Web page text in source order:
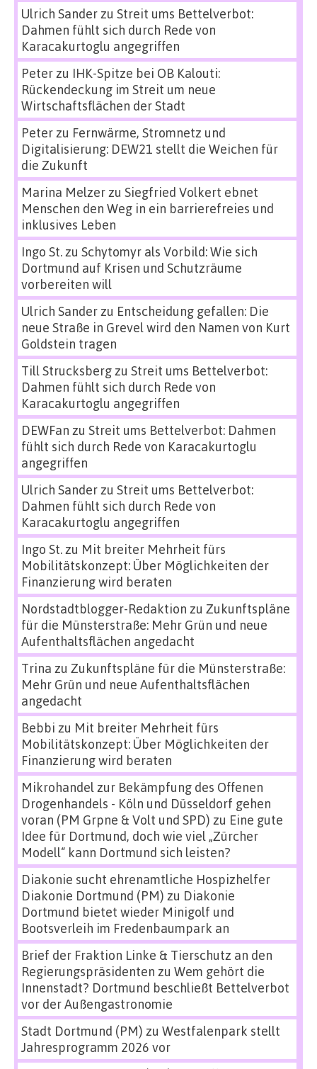
Ulrich Sanderzu Streit ums Bettelverbot:
Dahmen fühlt sich durch Rede von
Karacakurtoglu angegriffen
Peterzu IHK-Spitze bei OB Kalouti:
Rückendeckung im Streit um neue
Wirtschaftsflächen der Stadt
Peterzu Fernwärme, Stromnetz und
Digitalisierung: DEW21 stellt die Weichen für
die Zukunft
Marina Melzerzu Siegfried Volkert ebnet
Menschen den Weg in ein barrierefreies und
inklusives Leben
Ingo St.zu Schytomyr als Vorbild: Wie sich
Dortmund auf Krisen und Schutzräume
vorbereiten will
Ulrich Sanderzu Entscheidung gefallen: Die
neue Straße in Grevel wird den Namen von Kurt
Goldstein tragen
Till Strucksbergzu Streit ums Bettelverbot:
Dahmen fühlt sich durch Rede von
Karacakurtoglu angegriffen
DEWFan zu Streit ums Bettelverbot: Dahmen
fühlt sich durch Rede von Karacakurtoglu
angegriffen
Ulrich Sanderzu Streit ums Bettelverbot:
Dahmen fühlt sich durch Rede von
Karacakurtoglu angegriffen
Ingo St.zu Mit breiter Mehrheit fürs
Mobilitätskonzept: Über Möglichkeiten der
Finanzierung wird beraten
Nordstadtblogger-Redaktion zu Zukunftspläne
für die Münsterstraße: Mehr Grün und neue
Aufenthaltsflächen angedacht
Trina zu Zukunftspläne für die Münsterstraße:
Mehr Grün und neue Aufenthaltsflächen
angedacht
Bebbi zu Mit breiter Mehrheit fürs
Mobilitätskonzept: Über Möglichkeiten der
Finanzierung wird beraten
Mikrohandel zur Bekämpfung des Offenen
Drogenhandels - Köln und Düsseldorf gehen
voran (PM Grpne & Volt und SPD) zu Eine gute
Idee für Dortmund, doch wie viel „Zürcher
Modell“ kann Dortmund sich leisten?
Diakonie sucht ehrenamtliche Hospizhelfer
Diakonie Dortmund (PM) zu Diakonie
Dortmund bietet wieder Minigolf und
Bootsverleih im Fredenbaumpark an
Brief der Fraktion Linke & Tierschutz an den
Regierungspräsidenten zu Wem gehört die
Innenstadt? Dortmund beschließt Bettelverbot
vor der Außengastronomie
Stadt Dortmund (PM) zu Westfalenpark stellt
Jahresprogramm 2026 vor